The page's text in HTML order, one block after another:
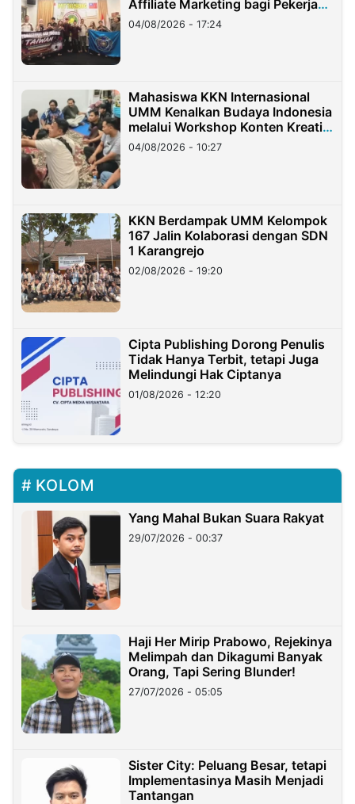
Affiliate Marketing bagi Pekerja
Migran Indonesia di Taiwan
04/08/2026 - 17:24
Mahasiswa KKN Internasional
UMM Kenalkan Budaya Indonesia
melalui Workshop Konten Kreatif
di Taiwan
04/08/2026 - 10:27
KKN Berdampak UMM Kelompok
167 Jalin Kolaborasi dengan SDN
1 Karangrejo
02/08/2026 - 19:20
Cipta Publishing Dorong Penulis
Tidak Hanya Terbit, tetapi Juga
Melindungi Hak Ciptanya
01/08/2026 - 12:20
KOLOM
Yang Mahal Bukan Suara Rakyat
29/07/2026 - 00:37
Haji Her Mirip Prabowo, Rejekinya
Melimpah dan Dikagumi Banyak
Orang, Tapi Sering Blunder!
27/07/2026 - 05:05
Sister City: Peluang Besar, tetapi
Implementasinya Masih Menjadi
Tantangan